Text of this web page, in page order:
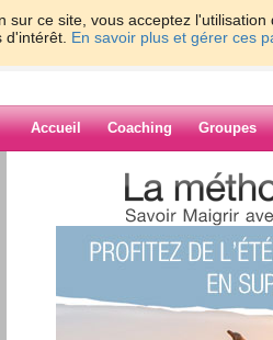
sur ce site, vous acceptez
En savoir plus et gérer ces
Accueil Coaching Groupes
> > j ai
Blog de
j ai peur